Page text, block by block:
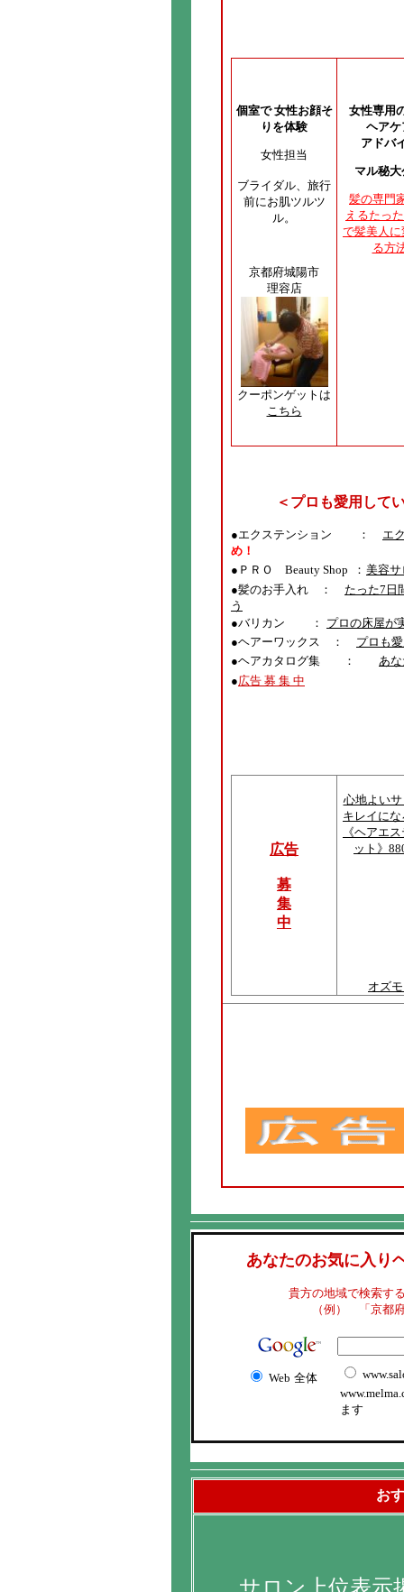
個室で 女性お顔そ
りを体験
女性担当
ブライダル、旅行
前にお肌ツルツ
ル。
京都府城陽市
理容店
クーポンゲットは
こちら
女性専用
ヘアケ
アドバ
マル秘大
髪の専門
えるたっ
で髪美人に
る方
＜プロも愛用して
●エクステンション ：
エ
め！
● ＰＲＯ Beauty Shop ： 美容サ
●髪のお手入れ ：
たった7日
う
●バリカン ：
プロの床屋が
●ヘアーワックス ：
プロも
●ヘアカタログ集 ： あ
●広告 募 集 中
広告
募
集
中
心地よい
キレイに
《ヘアエ
ット》
オズ
あなたのお気に入り
貴方の地域で検索す
（例） 「京都
Web 全体
ます
お